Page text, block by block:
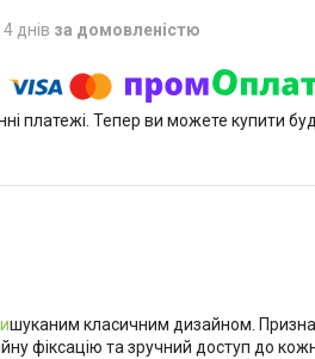
днів за домовленістю
платежі. Тепер ви можете купити
шуканим класичним дизайном.
фіксацію та зручний доступ до